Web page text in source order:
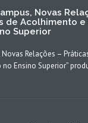
Novas
de Acolhimento
Superior
Relações –
Ensino Superior”